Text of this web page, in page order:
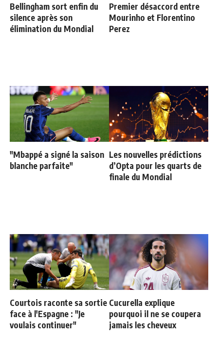
Bellingham sort enfin du
silence après son
élimination du Mondial
Premier désaccord entre
Mourinho et Florentino
Perez
"Mbappé a signé la saison
blanche parfaite"
Les nouvelles prédictions
d’Opta pour les quarts de
finale du Mondial
Courtois raconte sa sortie
face à l'Espagne : "Je
voulais continuer"
Cucurella explique
pourquoi il ne se coupera
jamais les cheveux